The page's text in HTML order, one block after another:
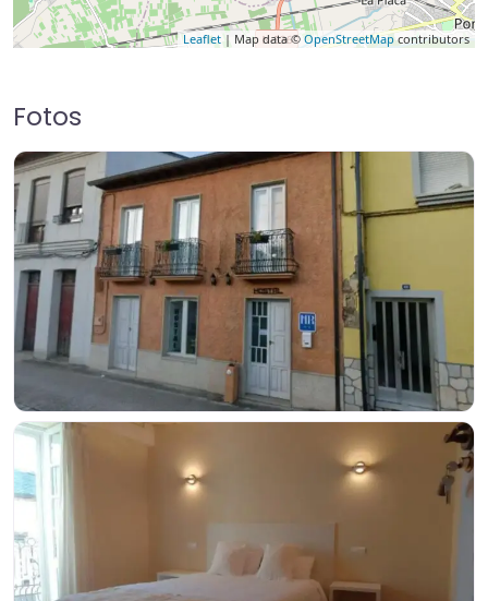
Leaflet | Map data © OpenStreetMap contributors
Fotos